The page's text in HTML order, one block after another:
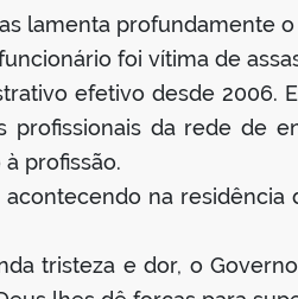
lamenta profundamente
foi vítima de
efetivo desde 2006.
profissionais da rede de
profissão.
na residência
tristeza e dor, o